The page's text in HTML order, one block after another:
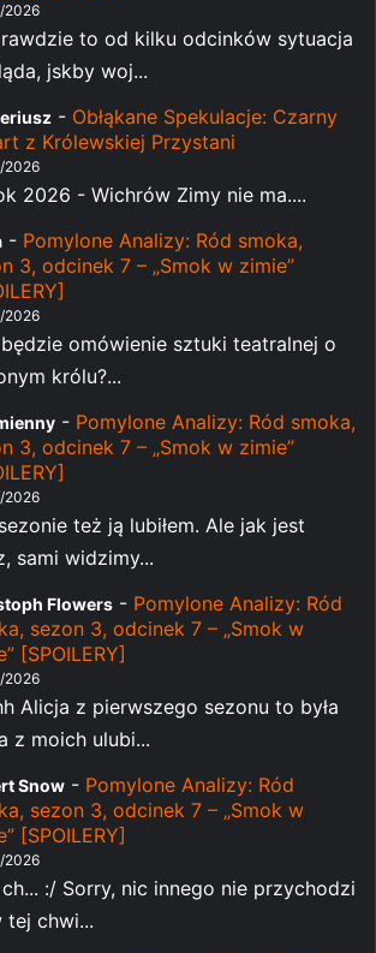
2026
to od kilku odcinków sytuacja
jskby woj...
- Obłąkane Spekulacje: Czarny
z Królewskiej Przystani
2026
2026 - Wichrów Zimy nie ma....
- Pomylone Analizy: Ród smoka,
3, odcinek 7 – „Smok w zimie”
2026
omówienie sztuki teatralnej o
królu?...
- Pomylone Analizy: Ród smoka,
3, odcinek 7 – „Smok w zimie”
2026
też ją lubiłem. Ale jak jest
sami widzimy...
Flowers - Pomylone Analizy: Ród
sezon 3, odcinek 7 – „Smok w
[SPOILERY]
2026
Alicja z pierwszego sezonu to była
z moich ulubi...
Snow - Pomylone Analizy: Ród
sezon 3, odcinek 7 – „Smok w
[SPOILERY]
2026
:/ Sorry, nic innego nie przychodzi
tej chwi...